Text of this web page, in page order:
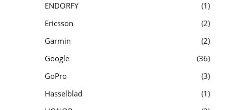
ENDORFY
1
Ericsson
2
Garmin
2
Google
36
GoPro
3
Hasselblad
1